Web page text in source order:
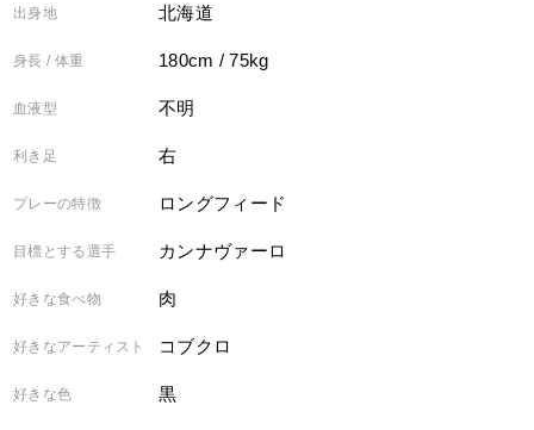
出身地 北海道
身長 / 体重 180cm / 75kg
血液型 不明
利き足 右
プレーの特徴 ロングフィード
目標とする選手 カンナヴァーロ
好きな食べ物 肉
好きなアーティスト コブクロ
好きな色 黒